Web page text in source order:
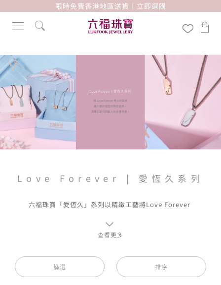
限時免費香港地區送貨｜立即選購
Love Forever | 愛恆久系列
六福珠寶「愛恆久」系列以精緻工藝將Love Forever
侶串飾及情侶吊墜等，18K金綴以閃爍鑽石，讓倆人銘
記相守的承諾，將愛恆久地保存。
查看更多
篩選 排序